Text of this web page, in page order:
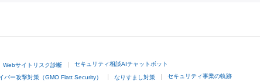
Webサイトリスク診断 セキュリティ相談AIチャットボット
バー攻撃対策（GMO Flatt Security） なりすまし対策 セキュリティ事業の軌跡